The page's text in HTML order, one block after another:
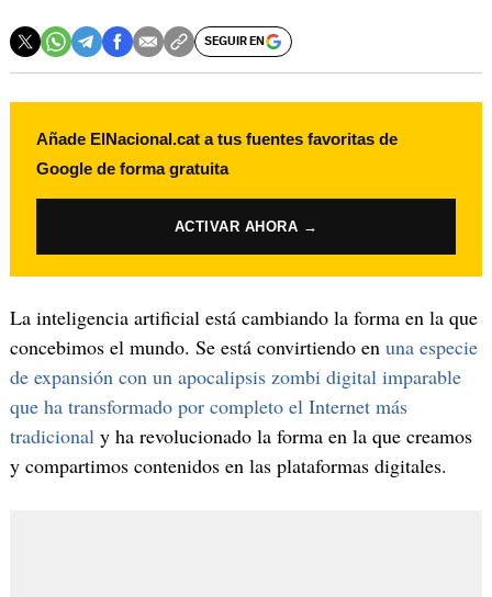
SEGUIR EN
Añade ElNacional.cat a tus fuentes favoritas de
Google de forma gratuita
ACTIVAR AHORA →
La inteligencia artificial está cambiando la forma en la que
concebimos el mundo. Se está convirtiendo en una especie
de expansión con un apocalipsis zombi digital imparable
que ha transformado por completo el Internet más
tradicionaly ha revolucionado la forma en la que creamos
y compartimos contenidos en las plataformas digitales.